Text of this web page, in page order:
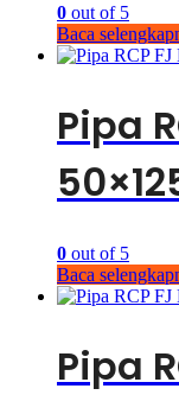
0 out of 5
Baca
Pipa
0 out of 5
Baca
Pipa